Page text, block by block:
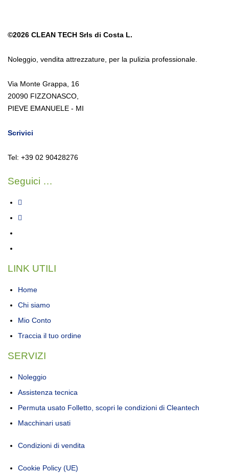
©2026 CLEAN TECH Srls di Costa L.
Noleggio, vendita attrezzature, per la pulizia professionale.
Via Monte Grappa, 16
20090 FIZZONASCO,
PIEVE EMANUELE - MI
Scrivici
Tel: +39 02 90428276
Seguici …
LINK UTILI
Home
Chi siamo
Mio Conto
Traccia il tuo ordine
SERVIZI
Noleggio
Assistenza tecnica
Permuta usato Folletto, scopri le condizioni di Cleantech
Macchinari usati
Condizioni di vendita
Cookie Policy (UE)